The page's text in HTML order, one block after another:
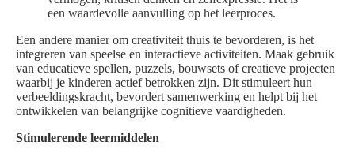
een waardevolle aanvulling op het leerproces.
Een andere manier om creativiteit thuis te bevorderen, is het
integreren van speelse en interactieve activiteiten. Maak gebruik
van educatieve spellen, puzzels, bouwsets of creatieve projecten
waarbij je kinderen actief betrokken zijn. Dit stimuleert hun
verbeeldingskracht, bevordert samenwerking en helpt bij het
ontwikkelen van belangrijke cognitieve vaardigheden.
Stimulerende leermiddelen